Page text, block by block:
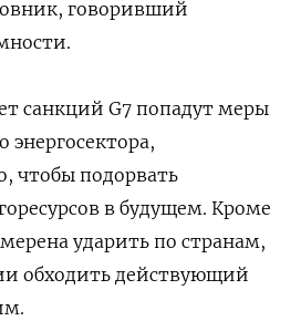
говоривший
санкций G7 попадут меры
энергосектора,
чтобы подорвать
в будущем. Кроме
ударить по странам,
обходить действующий